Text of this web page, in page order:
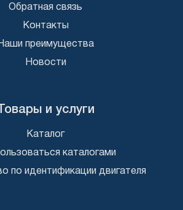
Обратная связь
Контакты
преимущества
Новости
Товары и услуги
Каталог
каталогами
по идентификации двигателя